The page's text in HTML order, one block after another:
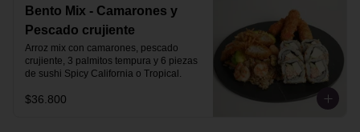
Bento Mix - Camarones y
Pescado crujiente
Arroz mix con camarones, pescado
crujiente, 3 palmitos tempura y 6 piezas
de sushi Spicy California o Tropical.
$36.800